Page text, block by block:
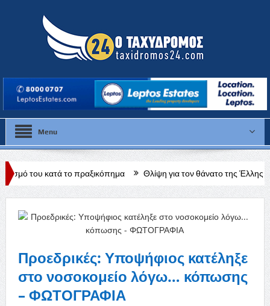
Menu
πραξικόπημα Θλίψη για τον θάνατο της Έλλης Παπαντωνίου
Προεδρικές: Υποψήφιος κατέληξε
στο νοσοκομείο λόγω… κόπωσης
– ΦΩΤΟΓΡΑΦΙΑ